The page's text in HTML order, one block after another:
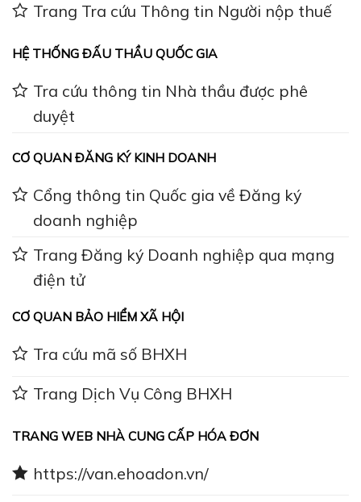
Trang Tra cứu Thông tin Người nộp thuế
HỆ THỐNG ĐẤU THẦU QUỐC GIA
Tra cứu thông tin Nhà thầu được phê
duyệt
CƠ QUAN ĐĂNG KÝ KINH DOANH
Cổng thông tin Quốc gia về Đăng ký
doanh nghiệp
Trang Đăng ký Doanh nghiệp qua mạng
điện tử
CƠ QUAN BẢO HIỂM XÃ HỘI
Tra cứu mã số BHXH
Trang Dịch Vụ Công BHXH
TRANG WEB NHÀ CUNG CẤP HÓA ĐƠN
https://van.ehoadon.vn/